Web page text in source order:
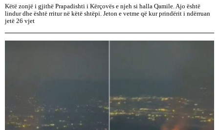
Këtë zonjë i gjithë Prapadishti i Kërçovës e njeh si halla Qamile. Ajo është
lindur dhe është rritur në këtë shtëpi. Jeton e vetme që kur prindërit i ndërruan
jetë 26 vjet